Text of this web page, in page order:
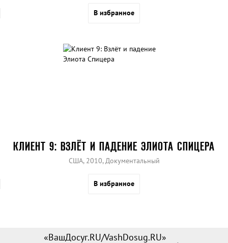
В избранное
КЛИЕНТ 9: ВЗЛЁТ И ПАДЕНИЕ ЭЛИОТА СПИЦЕРА
США, 2010, Документальный
В избранное
«ВашДосуг.RU/VashDosug.RU»